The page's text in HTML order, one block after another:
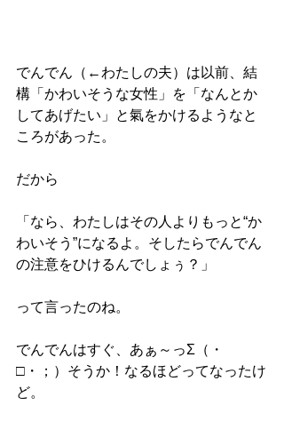
でんでん（←わたしの夫）は以前、結
構「かわいそうな女性」を「なんとか
してあげたい」と氣をかけるようなと
ころがあった。
だから
「なら、わたしはその人よりもっと“か
わいそう”になるよ。そしたらでんでん
の注意をひけるんでしょぅ？」
って言ったのね。
でんでんはすぐ、あぁ～っΣ（・
□・；）そうか！なるほどってなったけ
ど。